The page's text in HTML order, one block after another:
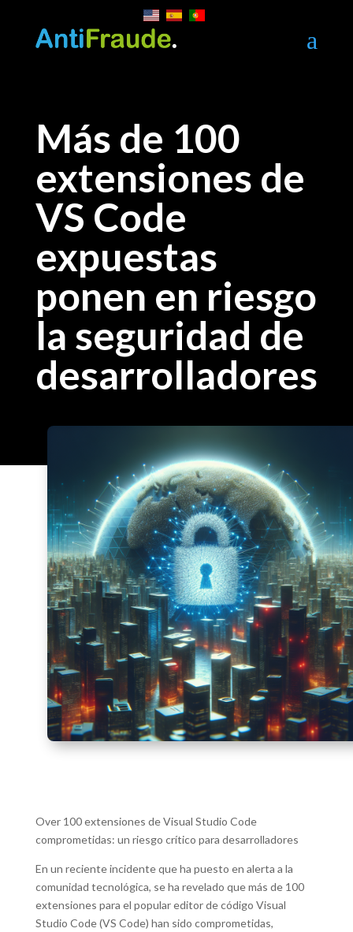
a
Más de 100
extensiones de
VS Code
expuestas
ponen en riesgo
la seguridad de
desarrolladores
Over 100 extensiones de Visual Studio Code
comprometidas: un riesgo crítico para desarrolladores
En un reciente incidente que ha puesto en alerta a la
comunidad tecnológica, se ha revelado que más de 100
extensiones para el popular editor de código Visual
Studio Code (VS Code) han sido comprometidas,